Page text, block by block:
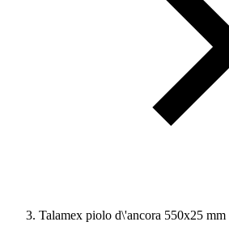
Talamex piolo d\'ancora 550x25 mm